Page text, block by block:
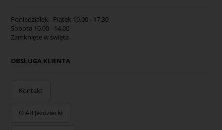
Poniedziałek - Piątek 10.00 - 17.30
Sobota 10.00 - 14.00
Zamknięte w święta
OBSŁUGA KLIENTA
Kontakt
O AB Jezdziecki